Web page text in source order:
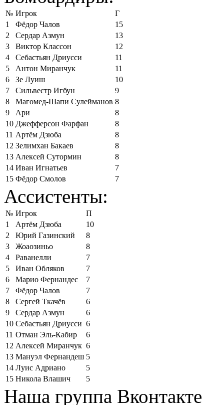
№ Игрок
Г
1
Фёдор Чалов
15
2
Сердар Азмун
13
3
Виктор Классон
12
4
Себастьян Дриусси
11
5
Антон Миранчук
11
6
Зе Луиш
10
7
Сильвестр Игбун
9
8
Магомед-Шапи Сулейманов 8
9
Ари
8
10 Джефферсон Фарфан
8
11 Артём Дзюба
8
12 Зелимхан Бакаев
8
13 Алексей Сутормин
8
14 Иван Игнатьев
7
15 Фёдор Смолов 7
Ассистенты:
№ Игрок
П
1
Артём Дзюба
10
2
Юрий Газинский
8
3
Жоаозиньо
8
4
Раванелли
7
5
Иван Обляков
7
6
Марио Фернандес
7
7
Фёдор Чалов
7
8
Сергей Ткачёв
6
9
Сердар Азмун
6
10 Себастьян Дриусси 6
11 Отман Эль-Кабир
6
12 Алексей Миранчук 6
13 Мануэл Фернандеш 5
14 Луис Адриано
5
15 Никола Влашич 5
Наша группа Вконтакте